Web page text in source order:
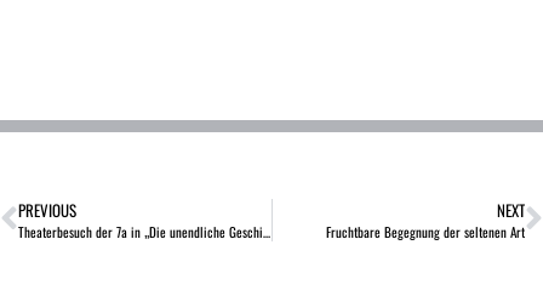
PREVIOUS
Theaterbesuch der 7a in „Die unendliche Geschichte“
NEXT
Fruchtbare Begegnung der seltenen Art